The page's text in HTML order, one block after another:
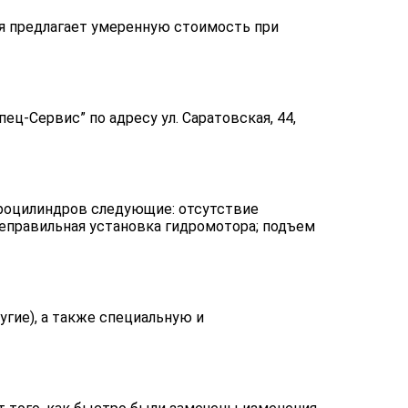
умеренную стоимость при
Сервис” по адресу ул. Саратовская, 44,
следующие: отсутствие
установка гидромотора; подъем
а также специальную и